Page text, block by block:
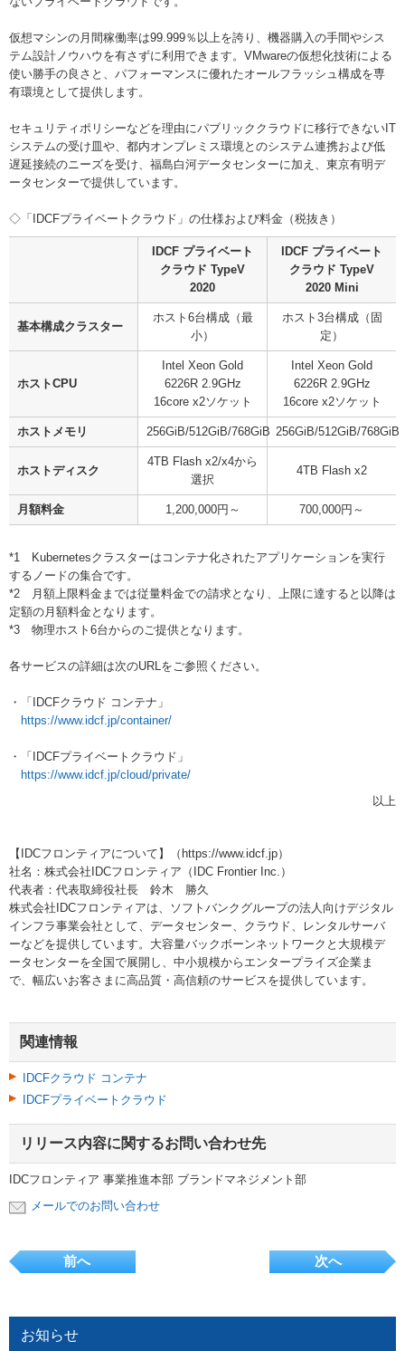
仮想マシンの月間稼働率は99.999％以上を誇り、機器購入の手間やシス
テム設計ノウハウを有さずに利用できます。VMwareの仮想化技術による
使い勝手の良さと、パフォーマンスに優れたオールフラッシュ構成を専
有環境として提供します。
セキュリティポリシーなどを理由にパブリッククラウドに移行できないIT
システムの受け皿や、都内オンプレミス環境とのシステム連携および低
遅延接続のニーズを受け、福島白河データセンターに加え、東京有明デ
ータセンターで提供しています。
◇「IDCFプライベートクラウド」の仕様および料金（税抜き）
IDCF プライベート
クラウド TypeV
2020
IDCF プライベート
クラウド TypeV
2020 Mini
基本構成クラスター
ホスト6台構成（最
小）
ホスト3台構成（固
定）
ホストCPU
Intel Xeon Gold
6226R 2.9GHz
16core x2ソケット
Intel Xeon Gold
6226R 2.9GHz
16core x2ソケット
ホストメモリ 256GiB/512GiB/768GiB 256GiB/512GiB/768GiB
ホストディスク
4TB Flash x2/x4から
選択
4TB Flash x2
月額料金 1,200,000円～ 700,000円～
*1 Kubernetesクラスターはコンテナ化されたアプリケーションを実行
するノードの集合です。
*2 月額上限料金までは従量料金での請求となり、上限に達すると以降は
定額の月額料金となります。
*3 物理ホスト6台からのご提供となります。
各サービスの詳細は次のURLをご参照ください。
・「IDCFクラウド コンテナ」
https://www.idcf.jp/container/
・「IDCFプライベートクラウド」
https://www.idcf.jp/cloud/private/
以上
【IDCフロンティアについて】（https://www.idcf.jp）
社名：株式会社IDCフロンティア（IDC Frontier Inc.）
代表者：代表取締役社長 鈴木 勝久
株式会社IDCフロンティアは、ソフトバンクグループの法人向けデジタル
インフラ事業会社として、データセンター、クラウド、レンタルサーバ
ーなどを提供しています。大容量バックボーンネットワークと大規模デ
ータセンターを全国で展開し、中小規模からエンタープライズ企業ま
で、幅広いお客さまに高品質・高信頼のサービスを提供しています。
関連情報
IDCFクラウド コンテナ
IDCFプライベートクラウド
リリース内容に関するお問い合わせ先
IDCフロンティア 事業推進本部 ブランドマネジメント部
メールでのお問い合わせ
前へ 次へ
お知らせ